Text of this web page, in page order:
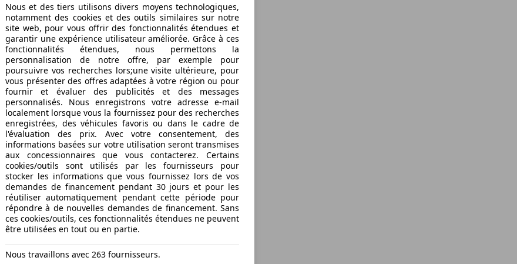
Nous et des tiers utilisons divers moyens technologiques,
notamment des cookies et des outils similaires sur notre
site web, pour vous offrir des fonctionnalités étendues et
garantir une expérience utilisateur améliorée. Grâce à ces
fonctionnalités étendues, nous permettons la
personnalisation de notre offre, par exemple pour
poursuivre vos recherches lors;une visite ultérieure, pour
vous présenter des offres adaptées à votre région ou pour
fournir et évaluer des publicités et des messages
personnalisés. Nous enregistrons votre adresse e-mail
localement lorsque vous la fournissez pour des recherches
enregistrées, des véhicules favoris ou dans le cadre de
l'évaluation des prix. Avec votre consentement, des
informations basées sur votre utilisation seront transmises
aux concessionnaires que vous contacterez. Certains
cookies/outils sont utilisés par les fournisseurs pour
stocker les informations que vous fournissez lors de vos
demandes de financement pendant 30 jours et pour les
réutiliser automatiquement pendant cette période pour
répondre à de nouvelles demandes de financement. Sans
ces cookies/outils, ces fonctionnalités étendues ne peuvent
être utilisées en tout ou en partie.
Nous travaillons avec 263 fournisseurs.